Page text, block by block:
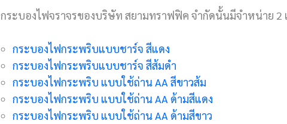
กระบองไฟจราจรของบริษัท สยามทราฟฟิค จำกัดนั้นมีจำหน่าย
กระบองไฟกระพริบแบบชาร์จ สีแดง
กระบองไฟกระพริบแบบชาร์จ สีส้มดำ
กระบองไฟกระพริบ แบบใช้ถ่าน AA สีขาวส้ม
กระบองไฟกระพริบ แบบใช้ถ่าน AA ด้ามสีแดง
กระบองไฟกระพริบ แบบใช้ถ่าน AA ด้ามสีขาว